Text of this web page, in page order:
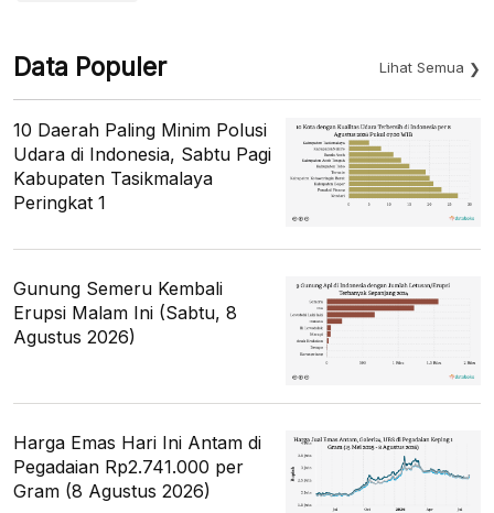
Data Populer Lihat Semua
10 Daerah Paling Minim Polusi
Udara di Indonesia, Sabtu Pagi
Kabupaten Tasikmalaya
Peringkat 1
Gunung Semeru Kembali
Erupsi Malam Ini (Sabtu, 8
Agustus 2026)
Harga Emas Hari Ini Antam di
Pegadaian Rp2.741.000 per
Gram (8 Agustus 2026)